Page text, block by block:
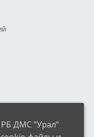
РБ ДМС "Урал"